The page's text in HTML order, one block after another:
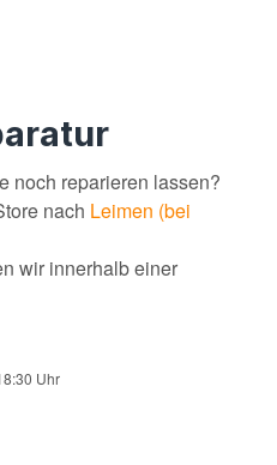
noch reparieren lassen?
nach Leimen (bei
wir innerhalb einer
Uhr